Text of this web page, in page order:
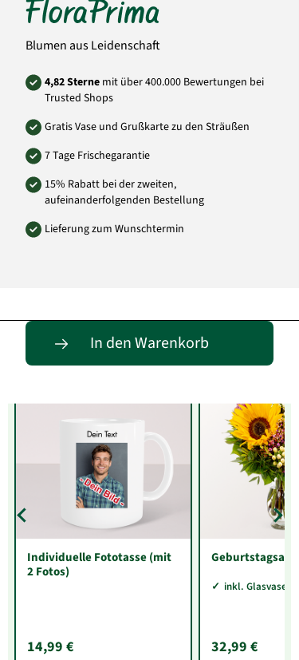
Blumen aus Leidenschaft
4,82 Sterne mit über 400.000 Bewertungen bei
Trusted Shops
Gratis Vase und Grußkarte zu den Sträußen
7 Tage Frischegarantie
15% Rabatt bei der zweiten,
aufeinanderfolgenden Bestellung
Lieferung zum Wunschtermin
In den Warenkorb
Entdecke passende Alternativen
Individuelle Fototasse (mit
2 Fotos)
14,99 €
Geburtstagsabo
inkl. Glasvase
32,99 €